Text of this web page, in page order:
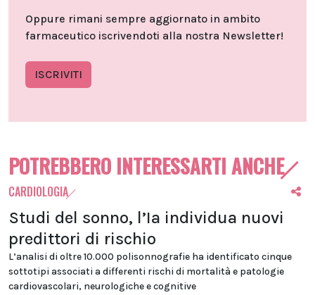
Oppure rimani sempre aggiornato in ambito
farmaceutico iscrivendoti alla nostra Newsletter!
ISCRIVITI
POTREBBERO INTERESSARTI ANCHE
CARDIOLOGIA
Studi del sonno, l’Ia individua nuovi
predittori di rischio
L’analisi di oltre 10.000 polisonnografie ha identificato cinque
sottotipi associati a differenti rischi di mortalità e patologie
cardiovascolari, neurologiche e cognitive